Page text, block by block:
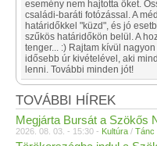
esemény nem hajtotta őket.
családi-baráti fotózással. A
határidőkkel "küzd", és jó
szűkös határidőkön belül. A
tenger... :) Rajtam kívül
idősebb úr kivételével, aki
lenni. További minden jót!
TOVÁBBI HÍREK
Megjárta Bursát a Szökős
2026. 08. 03. - 15:30 - Kultúra / Tánc